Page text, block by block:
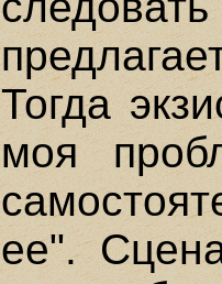
Тогда
моя
ее".